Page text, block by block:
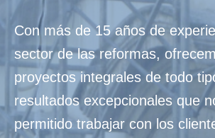
Con más de 15 años de
sector de las reformas,
proyectos integrales de todo
resultados excepcionales que
permitido trabajar con los